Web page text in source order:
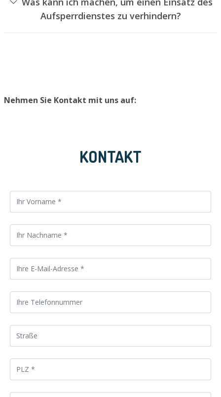
das Schloss aufzubohren. Wir bauen Ihnen jedoch einen
neuen Schließzylinder ein, sodass die Eingangstür wieder
Aufsperrdienstes zu verhindern?
Nehmen Sie Kontakt mit uns auf:
KONTAKT